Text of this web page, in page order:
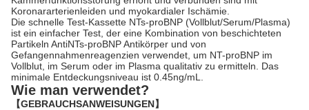
Koronararterienleiden und myokardialer Ischämie.
Die schnelle Test-Kassette NTs-proBNP (Vollblut/Serum/Plasma)
ist ein einfacher Test, der eine Kombination von beschichteten
Partikeln AntiNTs-proBNP Antikörper und von
Gefangennahmenreagenzien verwendet, um NT-proBNP im
Vollblut, im Serum oder im Plasma qualitativ zu ermitteln. Das
minimale Entdeckungsniveau ist 0.45ng/mL.
Wie man verwendet?
【GEBRAUCHSANWEISUNGEN】